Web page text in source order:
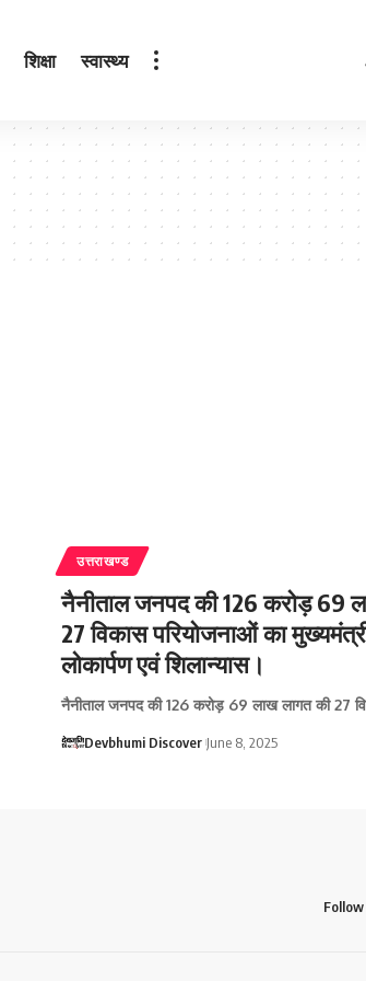
शिक्षा स्वास्थ्य
उत्तराखण्ड
नैनीताल जनपद की 126 करोड़ 69
27 विकास परियोजनाओं का
लोकार्पण एवं शिलान्यास।
नैनीताल जनपद की 126 करोड़ 69 लाख लागत की 27
Devbhumi Discover June 8, 2025
Follow